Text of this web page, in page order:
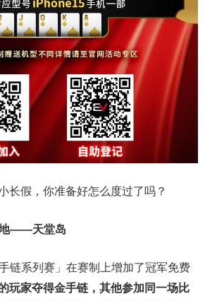
长假，你准备好怎么度过了吗？
地——天堂岛
链系列赛」在赛制上增加了冠军免费
玩家夺得金手链，其他参加同一场比